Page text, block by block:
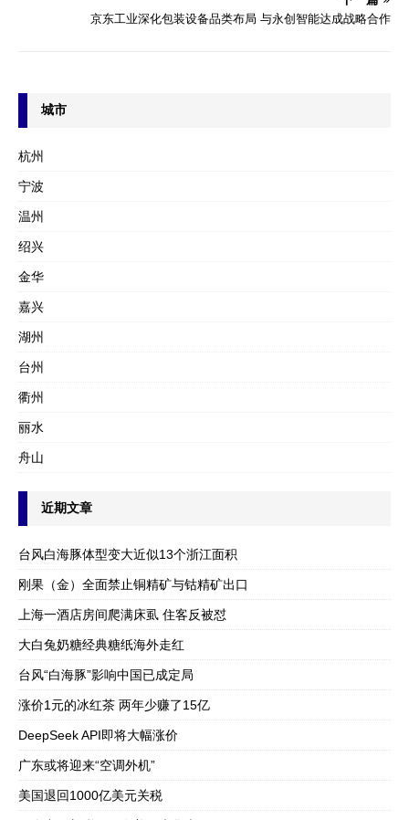
京东工业深化包装设备品类布局 与永创智能达成战略合作
城市
杭州
宁波
温州
绍兴
金华
嘉兴
湖州
台州
衢州
丽水
舟山
近期文章
台风白海豚体型变大近似13个浙江面积
刚果（金）全面禁止铜精矿与钴精矿出口
上海一酒店房间爬满床虱 住客反被怼
大白兔奶糖经典糖纸海外走红
台风“白海豚”影响中国已成定局
涨价1元的冰红茶 两年少赚了15亿
DeepSeek API即将大幅涨价
广东或将迎来“空调外机”
美国退回1000亿美元关税